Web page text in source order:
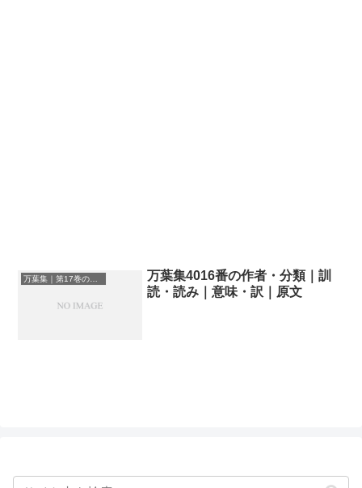
万葉集｜第17巻の和歌一覧
万葉集4016番の作者・分類｜訓
読・読み｜意味・訳｜原文